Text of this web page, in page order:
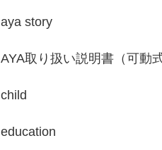
aya story
AYA取り扱い説明書（可動
child
education